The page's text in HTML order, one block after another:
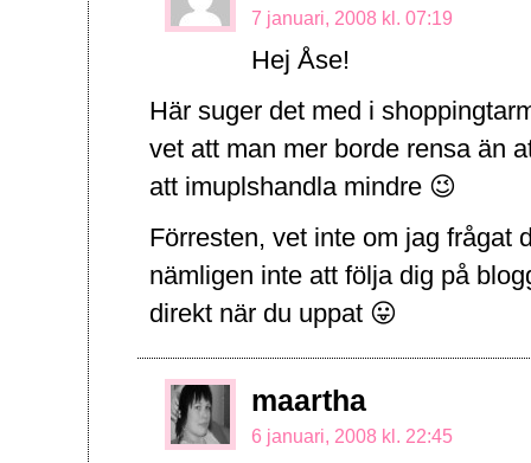
7 januari, 2008 kl. 07:19
Hej Åse!
Här suger det med i
vet att man mer borde rensa än
att imuplshandla mindre 😉
Förresten, vet inte om jag frågat
nämligen inte att följa dig på
direkt när du uppat 😛
maartha
6 januari, 2008 kl. 22:45